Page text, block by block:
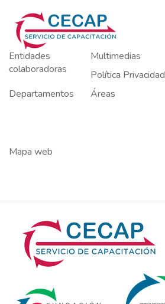
Entidades
colaboradoras
Multimedias
Política Privacidad
Departamentos
Áreas
Mapa web